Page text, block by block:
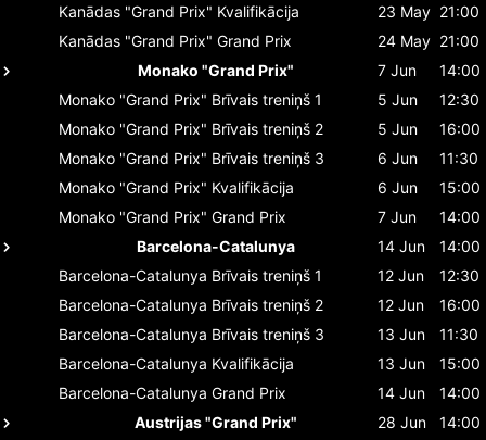
Kanādas "Grand Prix" Kvalifikācija 23 May 21:00
Kanādas "Grand Prix" Grand Prix 24 May 21:00
Monako "Grand Prix"
7 Jun
14:00
Monako "Grand Prix" Brīvais treniņš 1 5 Jun
12:30
Monako "Grand Prix" Brīvais treniņš 2 5 Jun
16:00
Monako "Grand Prix" Brīvais treniņš 3 6 Jun
11:30
Monako "Grand Prix" Kvalifikācija 6 Jun
15:00
Monako "Grand Prix" Grand Prix 7 Jun
14:00
Barcelona-Catalunya
14 Jun
14:00
Barcelona-Catalunya Brīvais treniņš 1 12 Jun
12:30
Barcelona-Catalunya Brīvais treniņš 2 12 Jun
16:00
Barcelona-Catalunya Brīvais treniņš 3 13 Jun
11:30
Barcelona-Catalunya Kvalifikācija 13 Jun
15:00
Barcelona-Catalunya Grand Prix 14 Jun
14:00
Austrijas "Grand Prix"
28 Jun
14:00